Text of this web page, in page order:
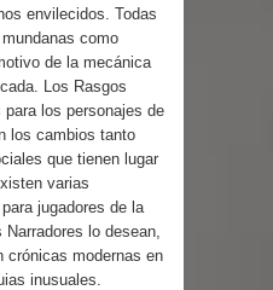
envilecidos. Todas
como
de la mecánica
Los Rasgos
los personajes de
los cambios tanto
que tienen lugar
varias
jugadores de la
lo desean,
crónicas modernas en
inusuales.